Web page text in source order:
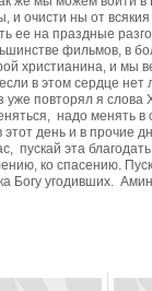
очисти ны от
ее на праздные
фильмов, в
христианина, и
в этом сердце
повторял я
надо менять
этот день и в
пускай эта
ко спасению.
Богу угодивших.